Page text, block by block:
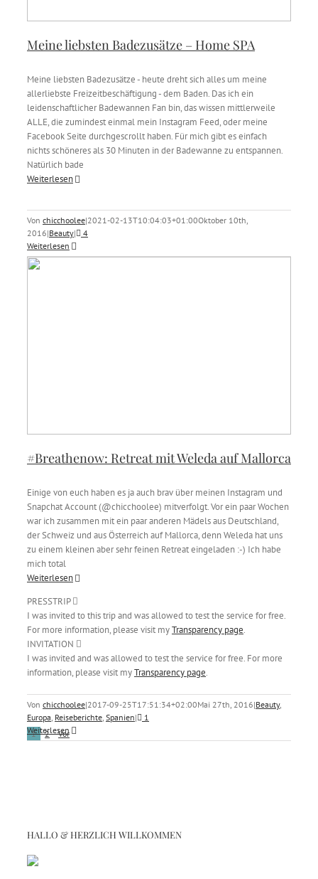
Meine liebsten Badezusätze – Home SPA
Meine liebsten Badezusätze - heute dreht sich alles um meine
allerliebste Freizeitbeschäftigung - dem Baden. Das ich ein
leidenschaftlicher Badewannen Fan bin, das wissen mittlerweile
ALLE, die zumindest einmal mein Instagram Feed, oder meine
Facebook Seite durchgescrollt haben. Für mich gibt es einfach
nichts schöneres als 30 Minuten in der Badewanne zu entspannen.
Natürlich bade
Weiterlesen
Von chicchoolee|2021-02-13T10:04:03+01:00Oktober 10th,
2016|Beauty|
4
Weiterlesen
#Breathenow: Retreat mit Weleda auf Mallorca
Einige von euch haben es ja auch brav über meinen Instagram und
Snapchat Account (@chicchoolee) mitverfolgt. Vor ein paar Wochen
war ich zusammen mit ein paar anderen Mädels aus Deutschland,
der Schweiz und aus Österreich auf Mallorca, denn Weleda hat uns
zu einem kleinen aber sehr feinen Retreat eingeladen :-) Ich habe
mich total
Weiterlesen
PRESSTRIP
I was invited to this trip and was allowed to test the service for free.
For more information, please visit myTransparency page.
INVITATION
I was invited and was allowed to test the service for free. For more
information, please visit myTransparency page.
Von chicchoolee|2017-09-25T17:51:34+02:00Mai 27th, 2016|Beauty,
Europa, Reiseberichte, Spanien|
1
Weiterlesen
1 2 Vor
HALLO & HERZLICH WILLKOMMEN